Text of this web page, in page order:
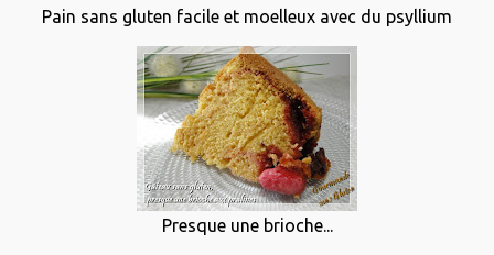
Pain sans gluten facile et moelleux avec du psyllium
Presque une brioche...